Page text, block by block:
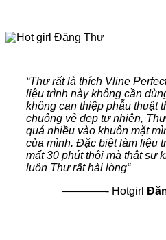
“Thư rất là thích Vline
liệu trình này không cần
không can thiệp phẫu thuật
chuộng vẻ đẹp tự nhiên,
quá nhiều vào khuôn mặt
của mình. Đặc biệt làm liệu
mất 30 phút thôi mà thật sự
luôn Thư rất hài lòng“
————- Hotgirl